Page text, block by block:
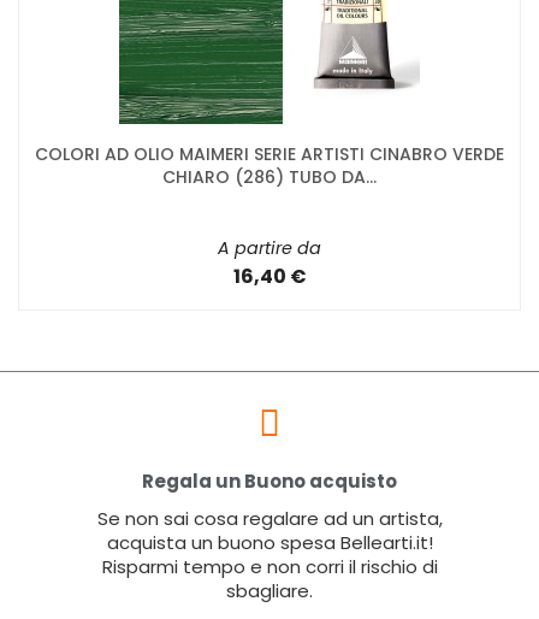
COLORI AD OLIO MAIMERI SERIE ARTISTI CINABRO VERDE
CHIARO (286) TUBO DA...
A partire da
16,40 €
Regala un Buono acquisto
Se non sai cosa regalare ad un artista,
acquista un buono spesa Bellearti.it!
Risparmi tempo e non corri il rischio di
sbagliare.